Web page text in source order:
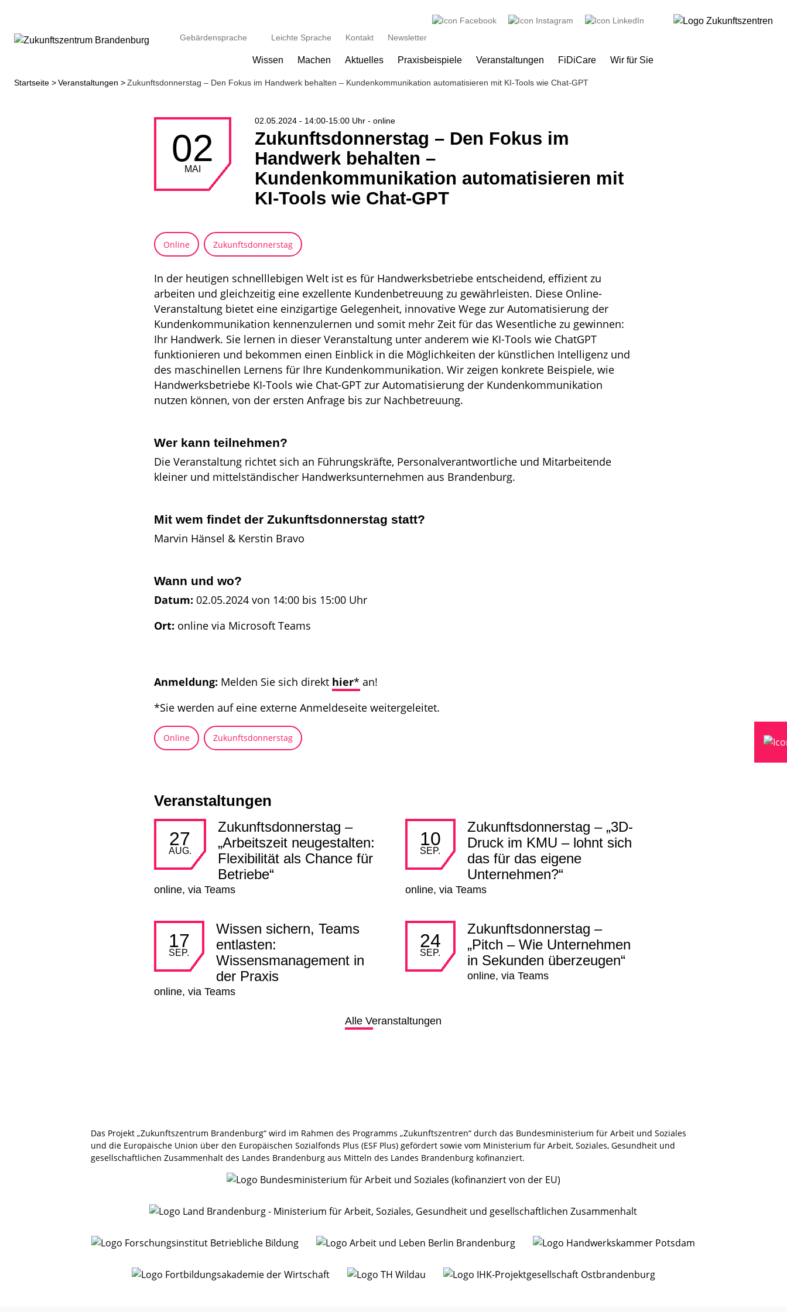
Zum Hauptinhalt springen
Gebärdensprache Leichte Sprache Kontakt Newsletter
Wissen Machen Aktuelles Praxisbeispiele Veranstaltungen FiDiCare Wir für Sie
Startseite Veranstaltungen Zukunftsdonnerstag – Den Fokus im Handwerk behalten – Kundenkommunikation automatisieren mit KI-Tools wie Chat-GPT
02
MAI
02.05.2024 - 14:00-15:00 Uhr - online
Zukunftsdonnerstag – Den Fokus im
Handwerk behalten –
Kundenkommunikation automatisieren mit
KI-Tools wie Chat-GPT
Online Zukunftsdonnerstag
In der heutigen schnelllebigen Welt ist es für Handwerksbetriebe entscheidend, effizient zu
arbeiten und gleichzeitig eine exzellente Kundenbetreuung zu gewährleisten. Diese Online-
Veranstaltung bietet eine einzigartige Gelegenheit, innovative Wege zur Automatisierung der
Kundenkommunikation kennenzulernen und somit mehr Zeit für das Wesentliche zu gewinnen:
Ihr Handwerk. Sie lernen in dieser Veranstaltung unter anderem wie KI-Tools wie ChatGPT
funktionieren und bekommen einen Einblick in die Möglichkeiten der künstlichen Intelligenz und
des maschinellen Lernens für Ihre Kundenkommunikation. Wir zeigen konkrete Beispiele, wie
Handwerksbetriebe KI-Tools wie Chat-GPT zur Automatisierung der Kundenkommunikation
nutzen können, von der ersten Anfrage bis zur Nachbetreuung.
Wer kann teilnehmen?
Die Veranstaltung richtet sich an Führungskräfte, Personalverantwortliche und Mitarbeitende
kleiner und mittelständischer Handwerksunternehmen aus Brandenburg.
Mit wem findet der Zukunftsdonnerstag statt?
Marvin Hänsel & Kerstin Bravo
Wann und wo?
Datum: 02.05.2024 von 14:00 bis 15:00 Uhr
Ort: online via Microsoft Teams
Anmeldung: Melden Sie sich direkt hier* an!
*Sie werden auf eine externe Anmeldeseite weitergeleitet.
Online Zukunftsdonnerstag
Veranstaltungen
27
AUG.
Zukunftsdonnerstag –
„Arbeitszeit neugestalten:
Flexibilität als Chance für
Betriebe“
online, via Teams
10
SEP.
Zukunftsdonnerstag – „3D-
Druck im KMU – lohnt sich
das für das eigene
Unternehmen?“
online, via Teams
17
SEP.
Wissen sichern, Teams
entlasten:
Wissensmanagement in
der Praxis
online, via Teams
24
SEP.
Zukunftsdonnerstag –
„Pitch – Wie Unternehmen
in Sekunden überzeugen“
online, via Teams
Alle Veranstaltungen
Das Projekt „Zukunftszentrum Brandenburg“ wird im Rahmen des Programms „Zukunftszentren“ durch das Bundesministerium für Arbeit und Soziales
und die Europäische Union über den Europäischen Sozialfonds Plus (ESF Plus) gefördert sowie vom Ministerium für Arbeit, Soziales, Gesundheit und
gesellschaftlichen Zusammenhalt des Landes Brandenburg aus Mitteln des Landes Brandenburg kofinanziert.